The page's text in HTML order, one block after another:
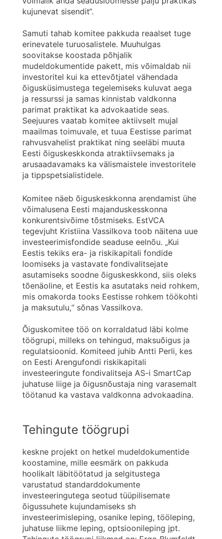
kujunevat sisendit“.
Samuti tahab komitee pakkuda reaalset tuge
erinevatele turuosalistele. Muuhulgas
soovitakse koostada põhjalik
mudeldokumentide pakett, mis võimaldab nii
investoritel kui ka ettevõtjatel vähendada
õigusküsimustega tegelemiseks kuluvat aega
ja ressurssi ja samas kinnistab valdkonna
parimat praktikat ka advokaatide seas.
Seejuures vaatab komitee aktiivselt mujal
maailmas toimuvale, et tuua Eestisse parimat
rahvusvahelist praktikat ning seeläbi muuta
Eesti õiguskeskkonda atraktiivsemaks ja
arusaadavamaks ka välismaistele investoritele
ja tippspetsialistidele.
Komitee näeb õiguskeskkonna arendamist ühe
võimalusena Eesti majanduskesskonna
konkurentsivõime tõstmiseks. EstVCA
tegevjuht Kristiina Vassilkova toob näitena uue
investeerimisfondide seaduse eelnõu. „Kui
Eestis tekiks era- ja riskikapitali fondide
loomiseks ja vastavate fondivalitsejate
asutamiseks soodne õiguskeskkond, siis oleks
tõenäoline, et Eestis ka asutataks neid rohkem,
mis omakorda tooks Eestisse rohkem töökohti
ja maksutulu,“ sõnas Vassilkova.
Õiguskomitee töö on korraldatud läbi kolme
töögrupi, milleks on tehingud, maksuõigus ja
regulatsioonid. Komiteed juhib Antti Perli, kes
on Eesti Arengufondi riskikapitali
investeeringute fondivalitseja AS-i SmartCap
juhatuse liige ja õigusnõustaja ning varasemalt
töötanud ka vastava valdkonna advokaadina.
Tehingute töögrupi
keskne projekt on hetkel mudeldokumentide
koostamine, mille eesmärk on pakkuda
hoolikalt läbitöötatud ja selgitustega
varustatud standarddokumente
investeeringutega seotud tüüpilisemate
õigussuhete kujundamiseks sh
investeerimisleping, osanike leping, tööleping,
juhatuse liikme leping, optsioonileping jpt.